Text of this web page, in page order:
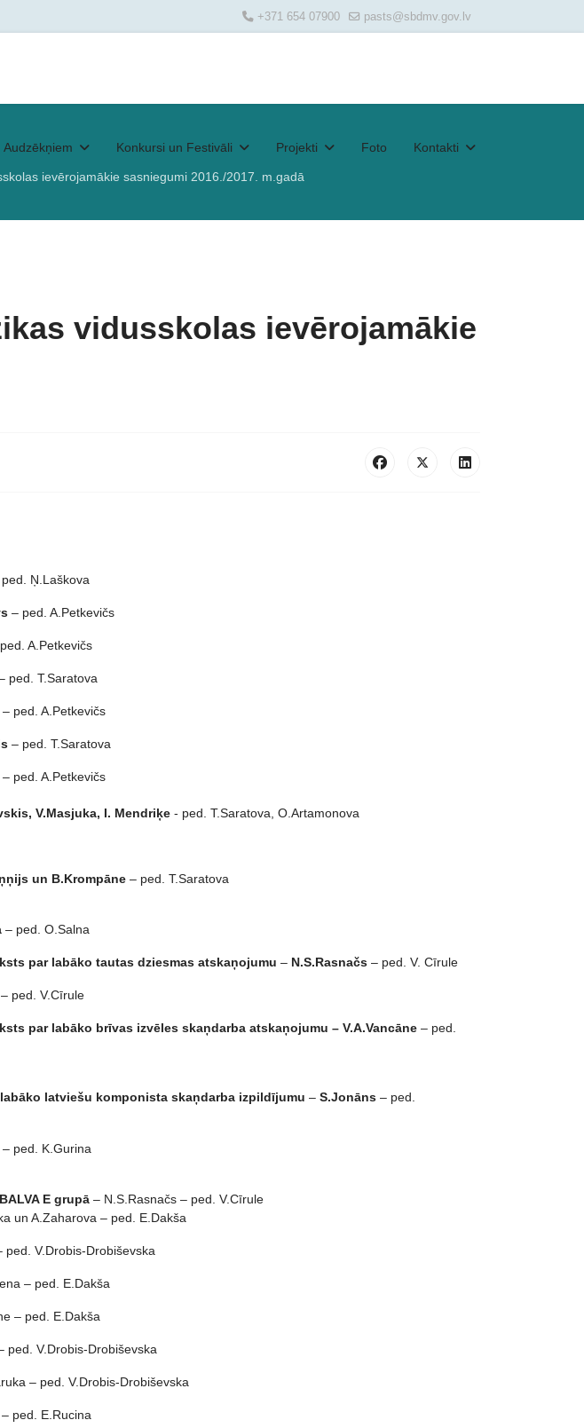
+371 654 07900 pasts@sbdmv.gov.lv
Audzēkņiem Konkursi un Festivāli Projekti Foto Kontakti
ievērojamākie sasniegumi 2016./2017. m.gadā
vidusskolas ievērojamākie
Ņ.Laškova
– ped. A.Petkevičs
A.Petkevičs
ped. T.Saratova
– ped. A.Petkevičs
– ped. T.Saratova
– ped. A.Petkevičs
V.Masjuka, I. Mendriķe - ped. T.Saratova, O.Artamonova
un B.Krompāne – ped. T.Saratova
– ped. O.Salna
par labāko tautas dziesmas atskaņojumu – N.S.Rasnačs – ped. V. Cīrule
– ped. V.Cīrule
par labāko brīvas izvēles skaņdarba atskaņojumu – V.A.Vancāne – ped.
latviešu komponista skaņdarba izpildījumu – S.Jonāns – ped.
– ped. K.Gurina
E grupā – N.S.Rasnačs – ped. V.Cīrule
un A.Zaharova – ped. E.Dakša
ped. V.Drobis-Drobiševska
– ped. E.Dakša
– ped. E.Dakša
ped. V.Drobis-Drobiševska
– ped. V.Drobis-Drobiševska
ped. E.Rucina